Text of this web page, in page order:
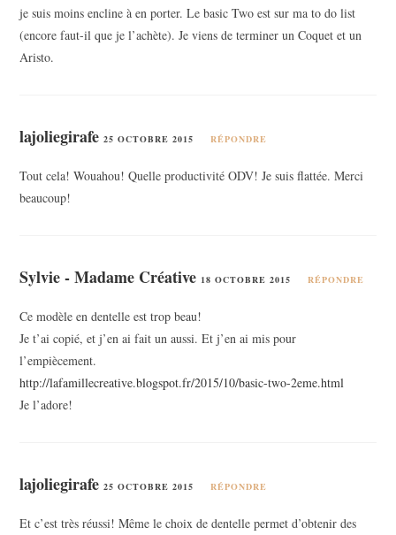
je suis moins encline à en porter. Le basic Two est sur ma to do list
(encore faut-il que je l’achète). Je viens de terminer un Coquet et un
Aristo.
lajoliegirafe 25 OCTOBRE 2015 RÉPONDRE
Tout cela! Wouahou! Quelle productivité ODV! Je suis flattée. Merci
beaucoup!
Sylvie - Madame Créative 18 OCTOBRE 2015 RÉPONDRE
Ce modèle en dentelle est trop beau!
Je t’ai copié, et j’en ai fait un aussi. Et j’en ai mis pour
l’empiècement.
http://lafamillecreative.blogspot.fr/2015/10/basic-two-2eme.html
Je l’adore!
lajoliegirafe 25 OCTOBRE 2015 RÉPONDRE
Et c’est très réussi! Même le choix de dentelle permet d’obtenir des